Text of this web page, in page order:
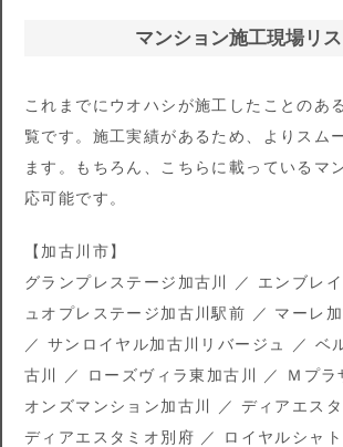
マンション施工現場リス
これまでにウオハシが施工したことのあ
覧です。施工実績があるため、よりスム
ます。もちろん、こちらに載っているマ
応可能です。
【加古川市】
グランプレステージ加古川 ／ エンブレ
ュオプレステージ加古川駅前 ／ マーレ
／ サンロイヤル加古川リバージュ ／ ベ
古川 ／ ローズヴィラ東加古川 ／ Ｍプラ
オンズマンション加古川 ／ ディアエス
ディアエスタミオ別府 ／ ロイヤルシャ